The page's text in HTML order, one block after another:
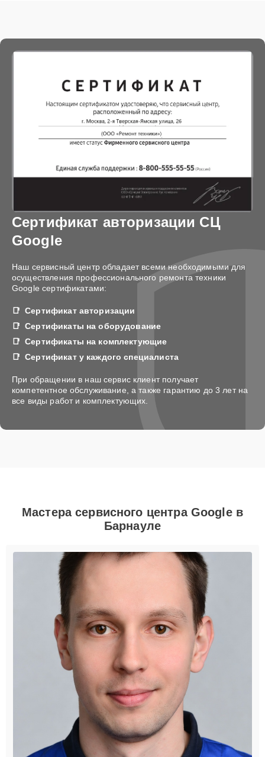
Сертификат авторизации СЦ
Google
Наш сервисный центр обладает всеми необходимыми для
осуществления профессионального ремонта техники
Google сертификатами:
Сертификат авторизации
Сертификаты на оборудование
Сертификаты на комплектующие
Сертификат у каждого специалиста
При обращении в наш сервис клиент получает
компетентное обслуживание, а также гарантию до 3 лет на
все виды работ и комплектующих.
Мастера сервисного центра Google в
Барнауле